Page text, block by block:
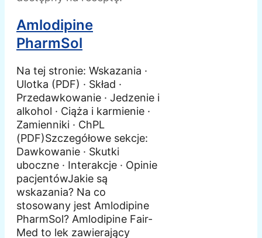
Amlodipine
PharmSol
Na tej stronie: Wskazania ·
Ulotka (PDF) · Skład ·
Przedawkowanie · Jedzenie i
alkohol · Ciąża i karmienie ·
Zamienniki · ChPL
(PDF)Szczegółowe sekcje:
Dawkowanie · Skutki
uboczne · Interakcje · Opinie
pacjentówJakie są
wskazania? Na co
stosowany jest Amlodipine
PharmSol? Amlodipine Fair-
Med to lek zawierający